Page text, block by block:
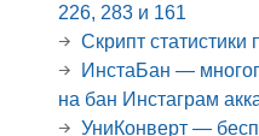
226, 283 и 161
Скрипт статистики
ИнстаБан —
на бан Инстаграм
УниКонверт —